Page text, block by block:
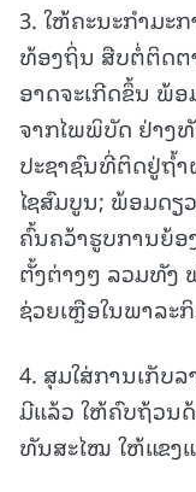
3. ໃຫ້ຄະນະກໍາມະ
ທ້ອງຖິ່ນ ສືບຕໍ່ຕິດຕ
ອາດຈະເກີດຂຶ້ນ ພ້
ຈາກໄພພິບັດ ຢ່າງ
ປະຊາຊົນທີ່ຕິດຢູ່ຖໍ້າ
ໄຊສົມບູນ; ພ້ອມດຽ
ຄົ້ນຄວ້າຮູບການຍ້
ຕັ້ງຕ່າງໆ ລວມທັງ
ຊ່ວຍເຫຼືອໃນພາລະ
4. ສຸມໃສ່ການເກັບ
ມີແລ້ວ ໃຫ້ຄົບຖ້ວນ
ທັນສະໄໝ ໃຫ້ແຂງ